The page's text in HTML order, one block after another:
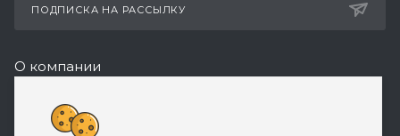
ПОДПИСКА НА РАССЫЛКУ
О компании
Реквизиты